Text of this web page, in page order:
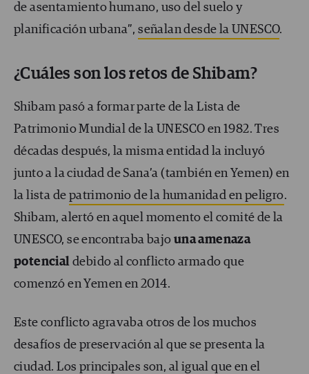
de asentamiento humano, uso del suelo y
planificación urbana”,señalan desde la UNESCO.
¿Cuáles son los retos de Shibam?
Shibam pasó a formar parte de la Lista de
Patrimonio Mundial de la UNESCO en 1982. Tres
décadas después, la misma entidad la incluyó
junto a la ciudad de Sana’a (también en Yemen) en
la lista de patrimonio de la humanidad en peligro.
Shibam, alertó en aquel momento el comité de la
UNESCO, se encontraba bajo una amenaza
potencial debido al conflicto armado que
comenzó en Yemen en 2014.
Este conflicto agravaba otros de los muchos
desafíos de preservación al que se presenta la
ciudad. Los principales son, al igual que en el